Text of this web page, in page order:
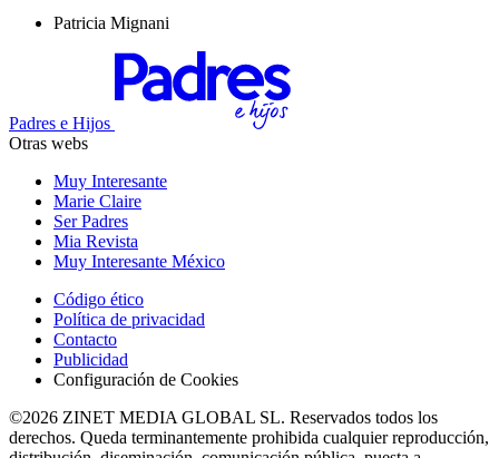
Patricia Mignani
Padres e Hijos
Otras webs
Muy Interesante
Marie Claire
Ser Padres
Mia Revista
Muy Interesante México
Código ético
Política de privacidad
Contacto
Publicidad
Configuración de Cookies
©2026 ZINET MEDIA GLOBAL SL. Reservados todos los
derechos. Queda terminantemente prohibida cualquier reproducción,